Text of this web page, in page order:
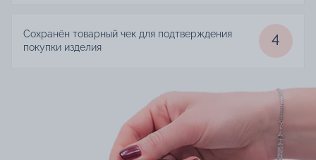
Сохранён товарный чек для подтверждения
покупки изделия
4